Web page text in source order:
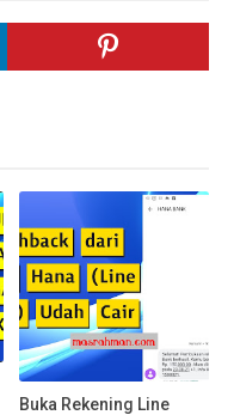
Buka Rekening Line